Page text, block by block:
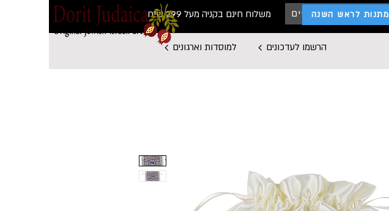
כניסת לקוחות עסקיים משלוח חינם בקניה מעל 299 ש"ח מתנות לראש השנה
הרשמו לעדכונים למוסדות וארגונים